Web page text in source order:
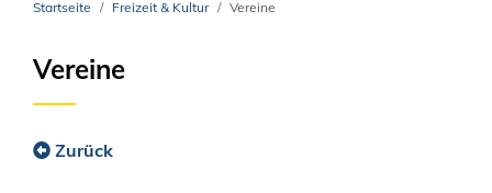
Startseite Freizeit & Kultur Vereine
Vereine
Zurück